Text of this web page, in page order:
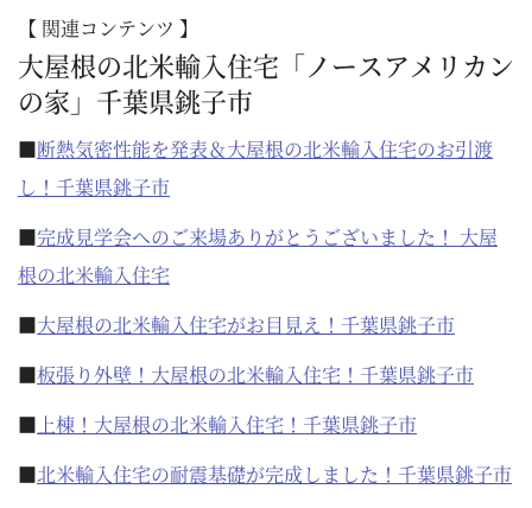
【 関連コンテンツ 】
大屋根の北米輸入住宅「ノースアメリカン
の家」千葉県銚子市
■断熱気密性能を発表＆大屋根の北米輸入住宅のお引渡
し！千葉県銚子市
■完成見学会へのご来場ありがとうございました！ 大屋
根の北米輸入住宅
■大屋根の北米輸入住宅がお目見え！千葉県銚子市
■板張り外壁！大屋根の北米輸入住宅！千葉県銚子市
■ 上棟！大屋根の北米輸入住宅！千葉県銚子市
■北米輸入住宅の耐震基礎が完成しました！千葉県銚子市